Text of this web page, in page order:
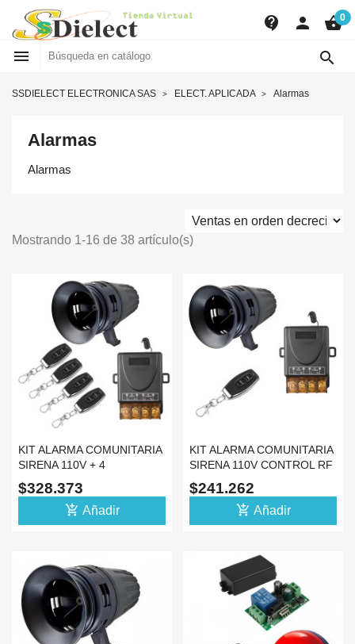
contact_support person shopping_basket0
 
SSDIELECT ELECTRONICA SAS ELECT. APLICADA Alarmas
Alarmas
Alarmas
Mostrando 1-16 de 38 artículo(s)
KIT ALARMA COMUNITARIA
SIRENA 110V + 4
CONTROLES RF 433 ONOF
$328.373
add_shopping_cart Añadir
KIT ALARMA COMUNITARIA
SIRENA 110V CONTROL RF
433 ONOFF RELE
$241.262
add_shopping_cart Añadir